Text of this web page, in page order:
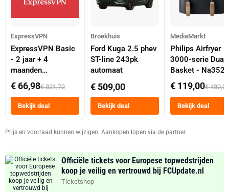
ExpressVPN
ExpressVPN Basic
- 2 jaar + 4
maanden
abonnement
€ 66,98€ 321,72
Bekijk deal
Broekhuis
Ford Kuga 2.5 phev
ST-line 243pk
automaat
€ 509,00
Bekijk deal
MediaMarkt
Philips Airfryer
3000-serie Dual
Basket -
Dubbele Mand 9
Tot 6 Personen
Heteluchtfriteuse
Zwart
€ 119,00€ 130,00
Bekijk deal
Prijs en voorraad kunnen wijzigen. Aankopen lopen via de partner.
Officiële tickets voor Europese topwedstrijden
koop je veilig en vertrouwd bij FCUpdate.nl
Ticketshop